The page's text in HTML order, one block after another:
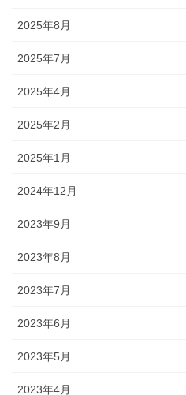
2025年8月
2025年7月
2025年4月
2025年2月
2025年1月
2024年12月
2023年9月
2023年8月
2023年7月
2023年6月
2023年5月
2023年4月